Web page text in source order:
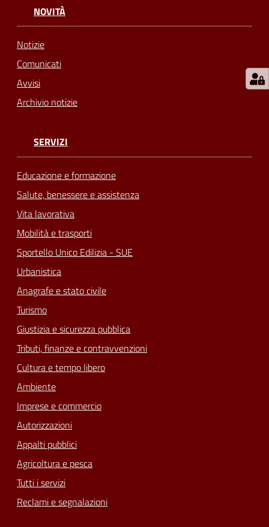
NOVITÀ
Notizie
Comunicati
Avvisi
Archivio notizie
SERVIZI
Educazione e formazione
Salute, benessere e assistenza
Vita lavorativa
Mobilità e trasporti
Sportello Unico Edilizia - SUE
Urbanistica
Anagrafe e stato civile
Turismo
Giustizia e sicurezza pubblica
Tributi, finanze e contravvenzioni
Cultura e tempo libero
Ambiente
Imprese e commercio
Autorizzazioni
Appalti pubblici
Agricoltura e pesca
Tutti i servizi
Reclami e segnalazioni